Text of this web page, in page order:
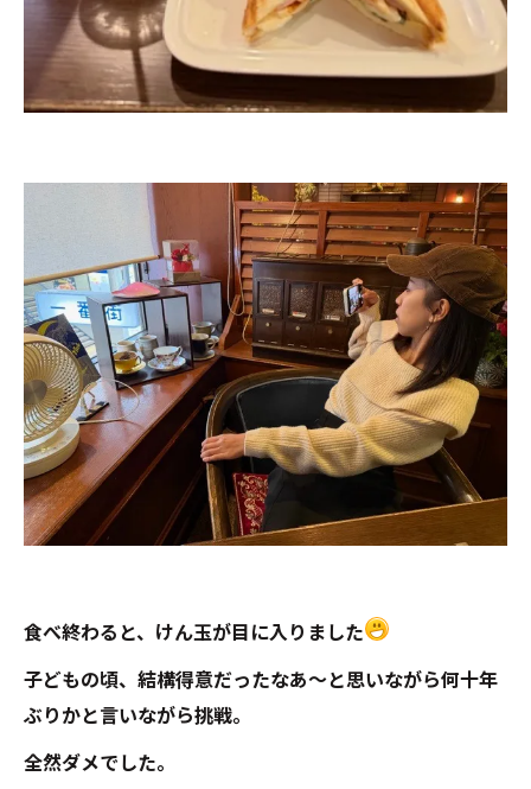
食べ終わると、けん玉が目に入りました
子どもの頃、結構得意だったなあ～と思いながら何十年
ぶりかと言いながら挑戦。
全然ダメでした。